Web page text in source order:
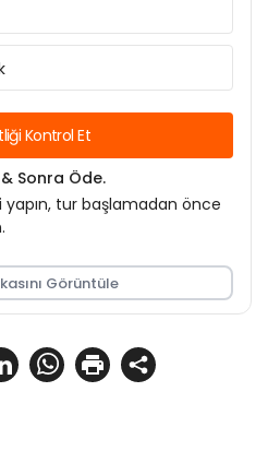
Kontrol Et
Sonra Öde.
tur başlamadan önce
Görüntüle